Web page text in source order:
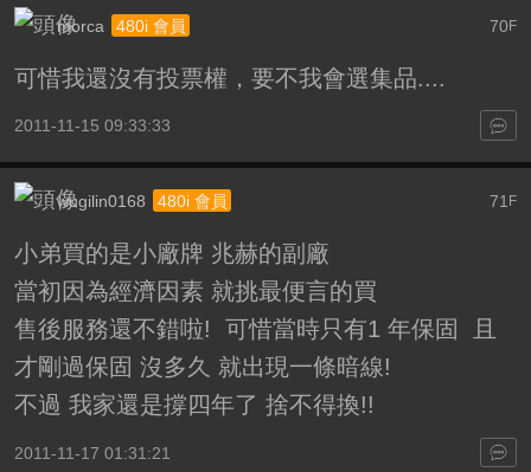
70F
morca 480i 會員
可惜我還沒有投票權，要不我會選集品....
2011-11-15 09:33:33
71 F
wugilin0168 480i 會員
小弟買的是小廠牌 兆赫的副廠
當初因為經濟因素 就挑最便言的買
售後服務還不錯啦! 可惜當時只有1 年保固 且
才剛過保固 沒多久 就出現一條暗線!
不過 我家還是撐四年了 捨不得換!!
2011-11-17 01:31:21